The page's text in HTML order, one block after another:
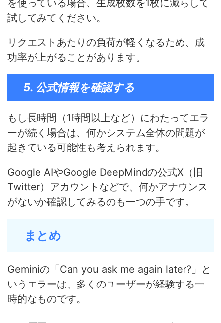
を使っている場合、生成枚数を1枚に減らして
試してみてください。
リクエストあたりの負荷が軽くなるため、成
功率が上がることがあります。
5. 公式情報を確認する
もし長時間（1時間以上など）にわたってエラ
ーが続く場合は、何かシステム全体の問題が
起きている可能性も考えられます。
Google AIやGoogle DeepMindの公式X（旧
Twitter）アカウントなどで、何かアナウンス
がないか確認してみるのも一つの手です。
まとめ
Geminiの「Can you ask me again later?」と
いうエラーは、多くのユーザーが経験する一
時的なものです。